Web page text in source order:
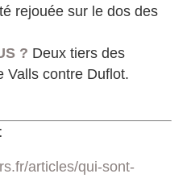
rejouée sur le dos des
? Deux tiers des
Valls contre Duflot.
articles/qui-sont-